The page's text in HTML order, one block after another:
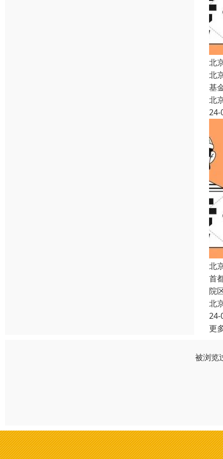
北
北
基
北
24-
北
首
院
北
24-
更
被浏览